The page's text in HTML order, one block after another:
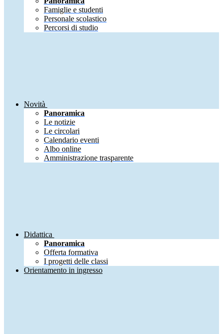
Famiglie e studenti
Personale scolastico
Percorsi di studio
Novità
Panoramica
Le notizie
Le circolari
Calendario eventi
Albo online
Amministrazione trasparente
Didattica
Panoramica
Offerta formativa
I progetti delle classi
Orientamento in ingresso